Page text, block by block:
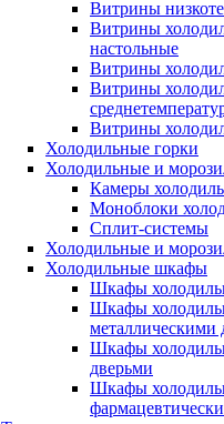
Витрины
Витрины
настольные
Витрины
Витрины
Витрины
Холодильные горки
Холодильные и
Камеры
Моноблоки
Сплит-системы
Холодильные и
Холодильные шкафы
Шкафы
Шкафы
металлическими
Шкафы
дверьми
Шкафы